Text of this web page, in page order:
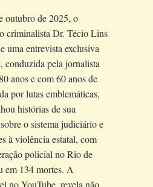
outubro de 2025, o
criminalista Dr. Técio Lins
uma entrevista exclusiva
conduzida pela jornalista
anos e com 60 anos de
por lutas emblemáticas,
histórias de sua
o sistema judiciário e
à violência estatal, com
policial no Rio de
em 134 mortes. A
no YouTube, revela não